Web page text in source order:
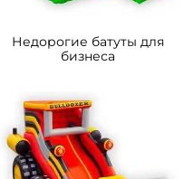
Недорогие батуты для
бизнеса